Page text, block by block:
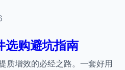
选购避坑指南
质增效的必经之路。一套好用